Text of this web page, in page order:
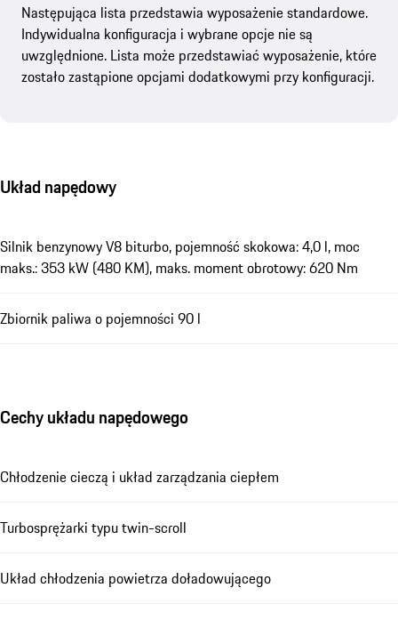
Następująca lista przedstawia wyposażenie standardowe.
Indywidualna konfiguracja i wybrane opcje nie są
uwzględnione. Lista może przedstawiać wyposażenie, które
zostało zastąpione opcjami dodatkowymi przy konfiguracji.
Układ napędowy
Silnik benzynowy V8 biturbo, pojemność skokowa: 4,0 l, moc
maks.: 353 kW (480 KM), maks. moment obrotowy: 620 Nm
Zbiornik paliwa o pojemności 90 l
Cechy układu napędowego
Chłodzenie cieczą i układ zarządzania ciepłem
Turbosprężarki typu twin-scroll
Układ chłodzenia powietrza doładowującego